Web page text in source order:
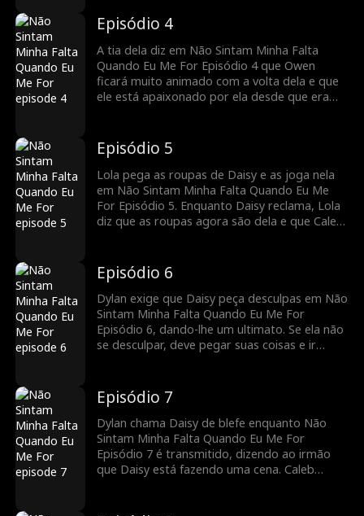
da tia e de Owen. O que acontece a seguir?
Episódio 4
A tia dela diz em Não Sintam Minha Falta
Quando Eu Me For Episódio 4 que Owen
ficará muito animado com a volta dela e que
ele está apaixonado por ela desde que eram
em 3 dias. Mas quando Daisy visita a casa,
Lola empurra a porta contra ela de
propósito, fazendo-a cair. Lila zomba dela na
hora!
Episódio 5
Lola pega as roupas de Daisy e as joga nela
em Não Sintam Minha Falta Quando Eu Me
For Episódio 5. Enquanto Daisy reclama, Lola
diz que as roupas agora são dela e que Caleb
quando os irmãos aparecem para fazer
parecer que Daisy estava a intimidando. Eles
exigem um pedido de desculpas de Daisy,
mas ela não pede desculpas pelo que não fez!
Episódio 6
Dylan exige que Daisy peça desculpas em Não
Sintam Minha Falta Quando Eu Me For
Episódio 6, dando-lhe um ultimato. Se ela não
se desculpar, deve pegar suas coisas e ir
toca a mensagem de voz da tia, contando
sobre o voo e sua transferência para uma
nova escola. Caleb fica chocado. Ele quer
saber para onde Daisy está se transferindo.
Episódio 7
Dylan chama Daisy de blefe enquanto Não
Sintam Minha Falta Quando Eu Me For
Episódio 7 é transmitido, dizendo ao irmão
que Daisy está fazendo uma cena. Caleb